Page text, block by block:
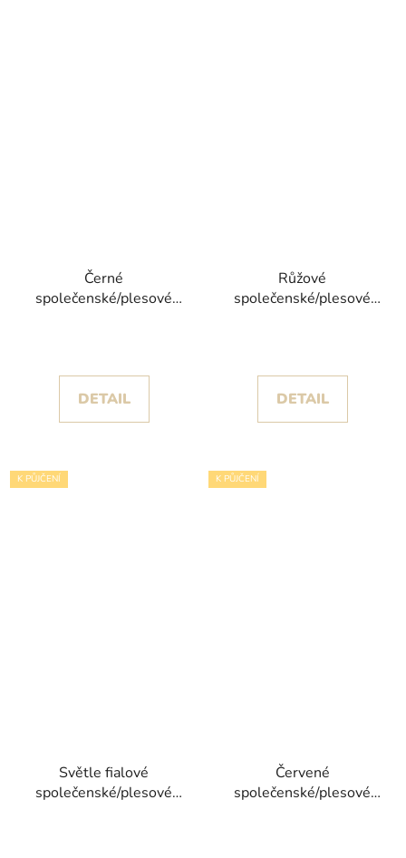
Černé
společenské/plesové
DETAIL
Růžové
společenské/plesové
DETAIL
K PŮJČENÍ
Světle fialové
společenské/plesové
K PŮJČENÍ
Červené
společenské/plesové